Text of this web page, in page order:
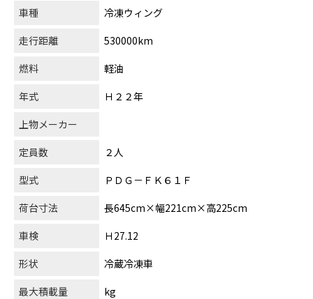
車種
冷凍ウィング
走行距離
530000km
燃料
軽油
年式
Ｈ２２年
上物メーカー
定員数
２人
型式
ＰＤＧ－ＦＫ６１Ｆ
荷台寸法
長645cm×幅221cm×高225cm
車検
Ｈ27.12
形状
冷蔵冷凍車
最大積載量
kg